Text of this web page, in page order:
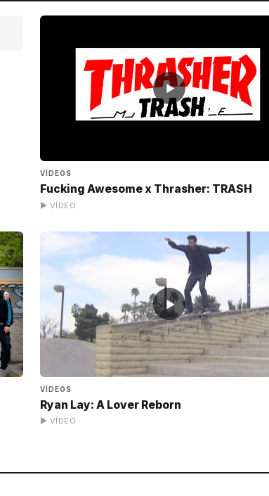
▶
VÍDEOS
Fucking Awesome x Thrasher: TRASH
▶ VÍDEO
▶
VÍDEOS
Ryan Lay: A Lover Reborn
▶ VÍDEO